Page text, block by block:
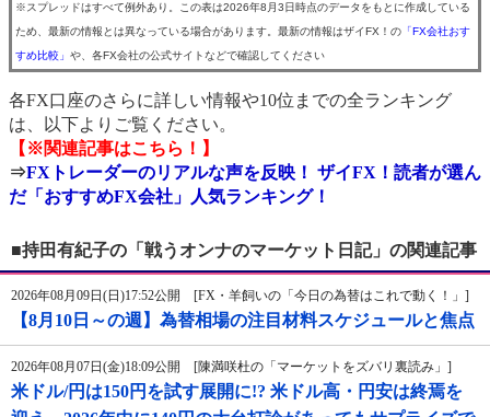
※スプレッドはすべて例外あり。この表は2026年8月3日時点のデータをもとに作成している
ため、最新の情報とは異なっている場合があります。最新の情報はザイFX！の 「FX会社おす
すめ比較」 や、各FX会社の公式サイトなどで確認してください
各FX口座のさらに詳しい情報や10位までの全ランキング
は、以下よりご覧ください。
【※関連記事はこちら！】
⇒FXトレーダーのリアルな声を反映！ ザイFX！読者が選ん
だ「おすすめFX会社」人気ランキング！
■持田有紀子の「戦うオンナのマーケット日記」の関連記事
2026年08月09日(日)17:52公開 [FX・羊飼いの「今日の為替はこれで動く！」]
【8月10日～の週】為替相場の注目材料スケジュールと焦点
2026年08月07日(金)18:09公開 [陳満咲杜の「マーケットをズバリ裏読み」]
米ドル/円は150円を試す展開に!? 米ドル高・円安は終焉を